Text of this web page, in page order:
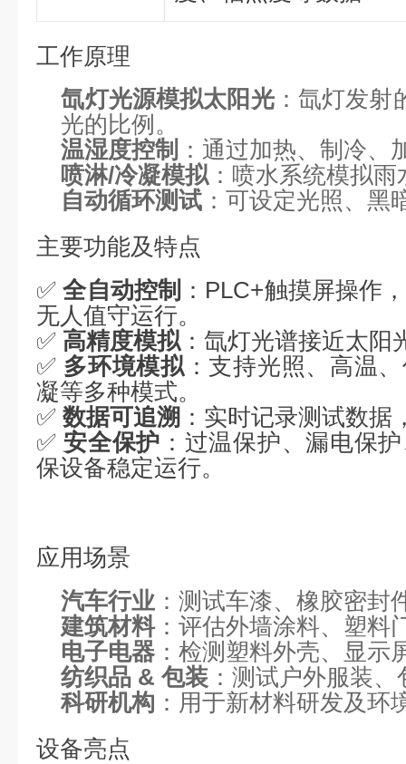
工作原理
氙灯光源模拟太阳光：氙灯发射
光的比例。
温湿度控制 ：通过加热、制冷
喷淋/冷凝模拟：喷水系统模拟
自动循环测试 ：可设定光照、
主要功能及特点
✅全自动控制 ：PLC+触摸屏操作
无人值守运行。
✅ 高精度模拟：氙灯光谱接近太阳
✅ 多环境模拟：支持光照、高温
凝等多种模式。
✅ 数据可追溯 ：实时记录测试数
✅ 安全保护 ：过温保护、漏电保
保设备稳定运行。
应用场景
汽车行业 ：测试车漆、橡胶密
建筑材料：评估外墙涂料、塑料
电子电器 ：检测塑料外壳、显
纺织品 & 包装 ：测试户外服装
科研机构 ：用于新材料研发及环
设备亮点